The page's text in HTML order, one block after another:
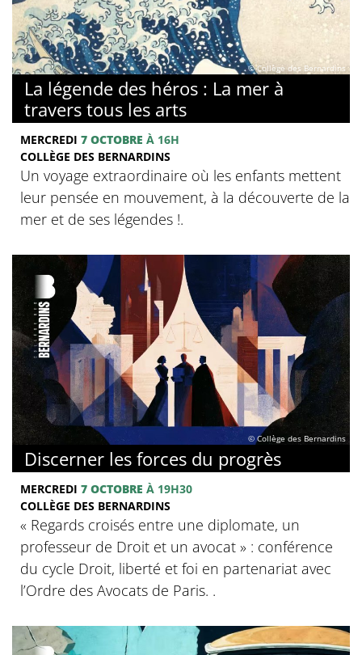
© Collège des Bernardins
La légende des héros : La mer à
travers tous les arts
MERCREDI 7 OCTOBRE À 16H
COLLÈGE DES BERNARDINS
Un voyage extraordinaire où les enfants mettent
leur pensée en mouvement, à la découverte de la
mer et de ses légendes !.
© Collège des Bernardins
Discerner les forces du progrès
MERCREDI 7 OCTOBRE À 19H30
COLLÈGE DES BERNARDINS
‍« Regards croisés entre une diplomate, un
professeur de Droit et un avocat » : conférence
du cycle Droit, liberté et foi en partenariat avec
l’Ordre des Avocats de Paris. .